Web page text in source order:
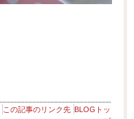
この記事のリンク先 BLOGトッ